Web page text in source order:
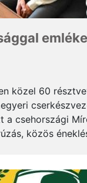
közel 60
csehországi
közös